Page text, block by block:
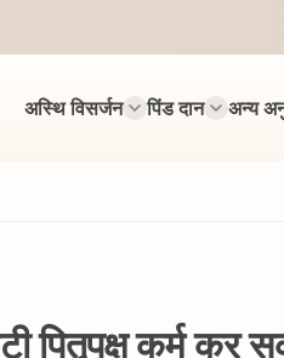
अस्थि विसर्जन पिंड दान अन्य
पितृपक्ष कर्म कर